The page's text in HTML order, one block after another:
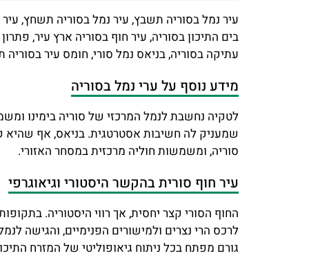
עיר נמל בסוריה תשבץ, עיר נמל בסוריה תשחץ,
בים התיכון בסוריה, עיר חוף בסוריה ארץ עיר,
עתיקה בסוריה, בניאס נמל סורי, חומס עיר
מידע נוסף על ערי נמל בסוריה
לטקיה נחשבת לנמל המרכזי של סוריה בימינו
שמעניק לה חשיבות אסטרטגית. בניאס, אף שהיא
סוריה, ומשמשות חוליה מרכזית במסחר האזורי.
עיר חוף סורית בהקשר היסטורי וגיאוגרפי
החוף הסורי קצר יחסית, אך רווי היסטוריה.
לרכס הרי נצרים ולמישורים הפנימיים, והגישה
גורם מפתח בכל ניתוח גיאופוליטי של המזרח